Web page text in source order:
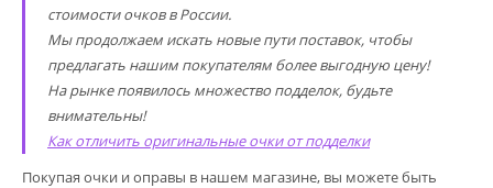
стоимости очков в России.
Мы продолжаем искать новые пути поставок, чтобы
предлагать нашим покупателям более выгодную цену!
На рынке появилось множество подделок, будьте
внимательны!
Как отличить оригинальные очки от подделки
Покупая очки и оправы в нашем магазине, вы можете быть